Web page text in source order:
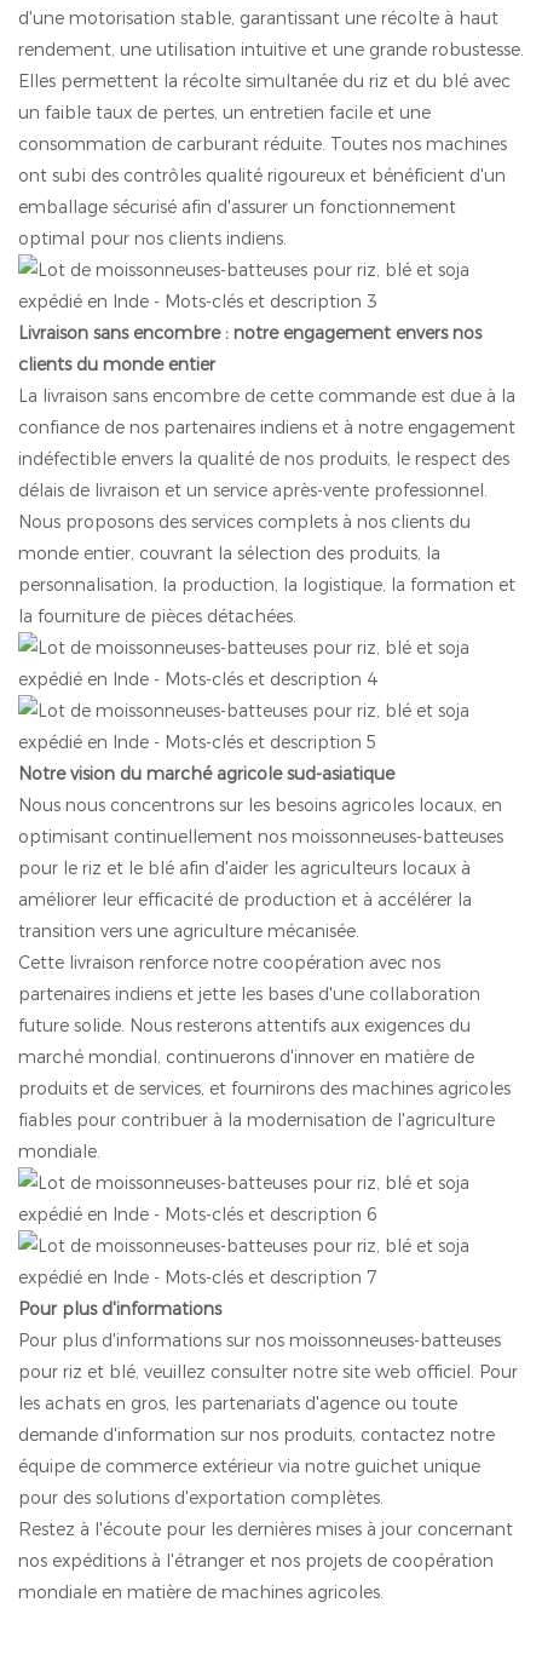
d'une motorisation stable, garantissant une récolte à haut
rendement, une utilisation intuitive et une grande robustesse.
Elles permettent la récolte simultanée du riz et du blé avec
un faible taux de pertes, un entretien facile et une
consommation de carburant réduite. Toutes nos machines
ont subi des contrôles qualité rigoureux et bénéficient d'un
emballage sécurisé afin d'assurer un fonctionnement
optimal pour nos clients indiens.
Livraison sans encombre : notre engagement envers nos
clients du monde entier
La livraison sans encombre de cette commande est due à la
confiance de nos partenaires indiens et à notre engagement
indéfectible envers la qualité de nos produits, le respect des
délais de livraison et un service après-vente professionnel.
Nous proposons des services complets à nos clients du
monde entier, couvrant la sélection des produits, la
personnalisation, la production, la logistique, la formation et
la fourniture de pièces détachées.
Notre vision du marché agricole sud-asiatique
Nous nous concentrons sur les besoins agricoles locaux, en
optimisant continuellement nos moissonneuses-batteuses
pour le riz et le blé afin d'aider les agriculteurs locaux à
améliorer leur efficacité de production et à accélérer la
transition vers une agriculture mécanisée.
Cette livraison renforce notre coopération avec nos
partenaires indiens et jette les bases d'une collaboration
future solide. Nous resterons attentifs aux exigences du
marché mondial, continuerons d'innover en matière de
produits et de services, et fournirons des machines agricoles
fiables pour contribuer à la modernisation de l'agriculture
mondiale.
Pour plus d'informations
Pour plus d'informations sur nos moissonneuses-batteuses
pour riz et blé, veuillez consulter notre site web officiel. Pour
les achats en gros, les partenariats d'agence ou toute
demande d'information sur nos produits, contactez notre
équipe de commerce extérieur via notre guichet unique
pour des solutions d'exportation complètes.
Restez à l'écoute pour les dernières mises à jour concernant
nos expéditions à l'étranger et nos projets de coopération
mondiale en matière de machines agricoles.